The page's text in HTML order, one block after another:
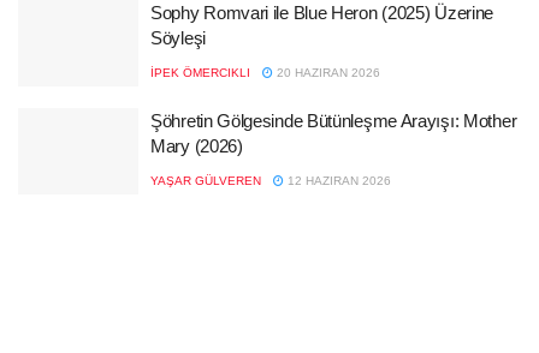
Sophy Romvari ile Blue Heron (2025) Üzerine
Söyleşi
İPEK ÖMERCIKLI 20 HAZIRAN 2026
Şöhretin Gölgesinde Bütünleşme Arayışı: Mother
Mary (2026)
YAŞAR GÜLVEREN 12 HAZIRAN 2026